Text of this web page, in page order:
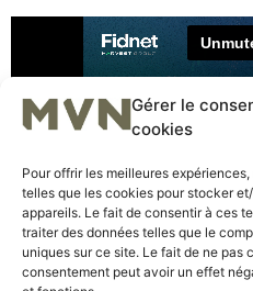
Gérer le
cookies
Pour offrir les meilleures
telles que les cookies pour stocker
appareils. Le fait de consentir à ces
traiter des données telles que le
uniques sur ce site. Le fait de ne pas
consentement peut avoir un effet